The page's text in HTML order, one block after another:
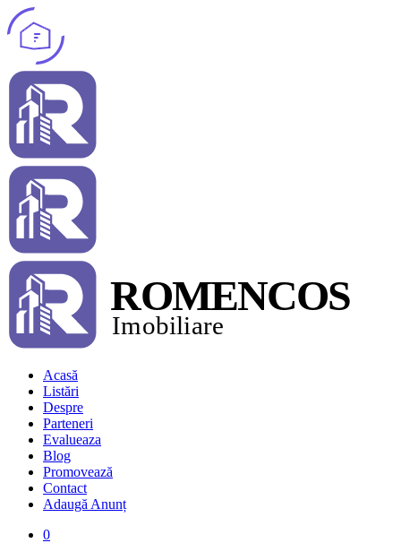
Acasă
Listări
Despre
Parteneri
Evalueaza
Blog
Promovează
Contact
Adaugă Anunț
0